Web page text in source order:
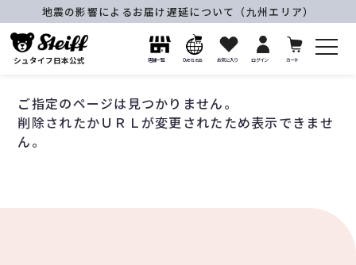
地震の影響によるお届け遅延について（九州エリア）
シュタイフ日本公式 店舗一覧 Overseas お気に入り ログイン カート
ご指定のページは見つかりません。
削除されたかＵＲＬが変更されたため表示できませ
ん。